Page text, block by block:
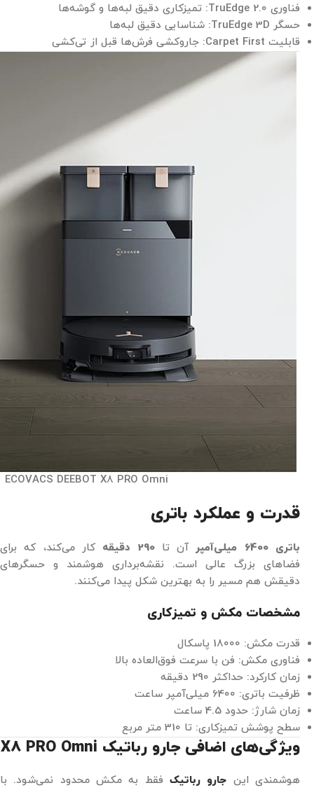
فناوری TruEdge 2.0: تمیزکاری دقیق لبه‌ها و گوشه‌ها
حسگر TruEdge 3D: شناسایی دقیق لبه‌ها
قابلیت Carpet First: جاروکشی فرش‌ها قبل از تی‌کشی
ECOVACS DEEBOT X8 PRO Omni
قدرت و عملکرد باتری
باتری 6400 میلی‌آمپر آن تا290 دقیقه
کار می‌کند، که برای
فضاهای بزرگ عالی است. نقشه‌برداری هوشمند و حسگرهای
دقیقش هم مسیر را به بهترین شکل پیدا می‌کنند.
مشخصات مکش و تمیزکاری
قدرت مکش: 18000 پاسکال
فناوری مکش: فن با سرعت فوق‌العاده بالا
زمان کارکرد: حداکثر 290 دقیقه
ظرفیت باتری: 6400 میلی‌آمپر ساعت
زمان شارژ: حدود 4.5 ساعت
سطح پوشش تمیزکاری: تا 310 متر مربع
ویژگی‌های اضافی جارو رباتیک X8 PRO Omni
هوشمندی این جارو رباتیک فقط به مکش محدود نمی‌شود. با